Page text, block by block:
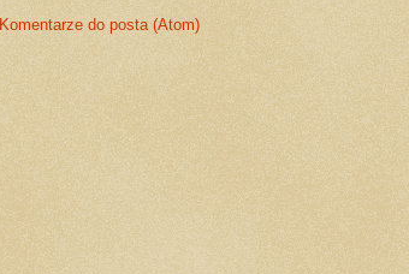
Komentarze do posta (Atom)